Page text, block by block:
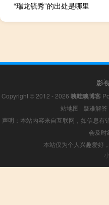
“瑞龙毓秀”的出处是哪里
影
Copyright © 2012 - 2026 咦哇噢博客
站地图 | 疑难解答
声明：本站内容来自互联网，如信息
会及时
本站仅为个人兴趣爱好